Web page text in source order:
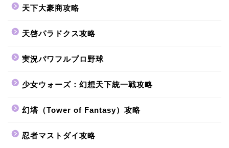
天下大豪商攻略
天啓パラドクス攻略
実況パワフルプロ野球
少女ウォーズ：幻想天下統一戦攻略
幻塔（Tower of Fantasy）攻略
忍者マストダイ攻略